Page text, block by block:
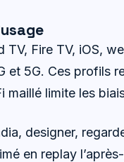
TV, Fire TV, iOS,
et 5G. Ces profils
limite les
designer,
en replay